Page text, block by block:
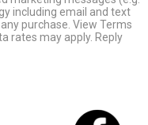
including email and text
purchase. View Terms
rates may apply. Reply